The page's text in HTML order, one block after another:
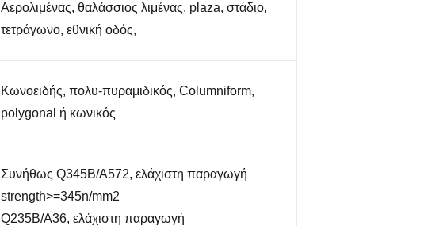
Αερολιμένας, θαλάσσιος λιμένας, plaza, στάδιο,
τετράγωνο, εθνική οδός,
Κωνοειδής, πολυ-πυραμιδικός, Columniform,
polygonal ή κωνικός
Συνήθως Q345B/A572, ελάχιστη παραγωγή
strength>=345n/mm2
Q235B/A36, ελάχιστη παραγωγή